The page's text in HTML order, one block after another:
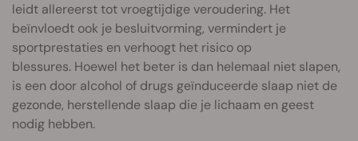
leidt allereerst tot vroegtijdige veroudering. Het
beïnvloedt ook je besluitvorming, vermindert je
sportprestaties en verhoogt het risico op
blessures. Hoewel het beter is dan helemaal niet slapen,
is een door alcohol of drugs geïnduceerde slaap niet de
gezonde, herstellende slaap die je lichaam en geest
nodig hebben.